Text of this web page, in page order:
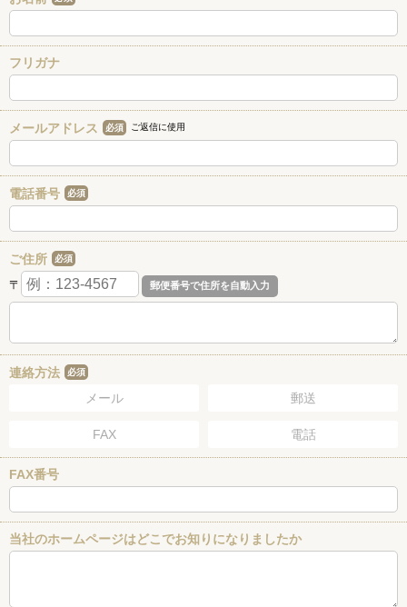
フリガナ
メールアドレス 必須 ご返信に使用
電話番号 必須
ご住所 必須
〒
連絡方法 必須
メール 郵送
FAX 電話
FAX番号
当社のホームページはどこでお知りになりましたか